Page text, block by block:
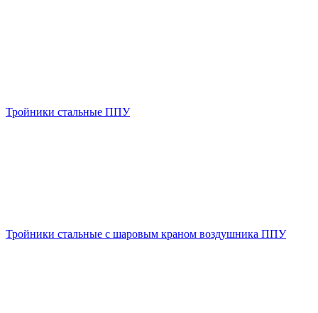
Тройники стальные ППУ
Тройники стальные с шаровым краном воздушника ППУ